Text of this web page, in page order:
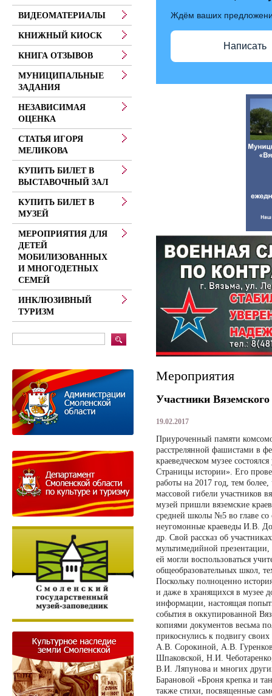
Ждём ваших
Написать
Мероприятия
Участники
19.02.2017
Приуроченный памяти
расстрелянной фашистами в
краеведческом музее
Страницы истории». Его
работы на 2017 год, тем более,
массовой гибели участников
музей пришли вяземские
средней школы №5 во главе
неугомонные краеведы И.В.
др. Свой рассказ об
мультимедийной
ей могли воспользоваться
общеобразовательных школ,
Поскольку полноценно
и даже в хранящихся в музее
информации, настоящая
события в оккупированной
копиями документов весьма
прикоснулись к подвигу
А.В. Сорокиной, А.В.
Шпаковской, Н.И.
В.И. Ляпунова и многих
Барановой «Броня крепка и
также стихи, посвященные
ВИДЕОМАТЕРИАЛЫ
КНИЖНЫЙ КИОСК
КНИГА ОТЗЫВОВ
МУНИЦИПАЛЬНЫЕ
ЗАДАНИЯ
НЕЗАВИСИМАЯ
ОЦЕНКА
СТАТЬЯ ИГОРЯ
МЕЛИКОВА
КУПИТЬ БИЛЕТ В
ВЫСТАВОЧНЫЙ ЗАЛ
КУПИТЬ БИЛЕТ В
МУЗЕЙ
МЕРОПРИЯТИЯ ДЛЯ
ДЕТЕЙ
МОБИЛИЗОВАННЫХ
И МНОГОДЕТНЫХ
СЕМЕЙ
ИНКЛЮЗИВНЫЙ
ТУРИЗМ